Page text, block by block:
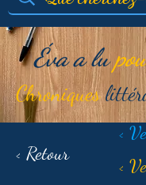
Éva a lu
Chroniques
< Retour
<
<